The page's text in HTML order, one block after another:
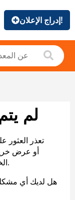
إدراج الإعلان!
لم
تعذر العثور
الخاصة بنا لمساعدتك في العثور على ما تريد.
هل لديك أي